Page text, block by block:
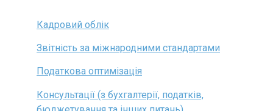
Кадровий облік
Звітність за міжнародними стандартами
Податкова оптимізація
Консультації (з бухгалтерії, податків,